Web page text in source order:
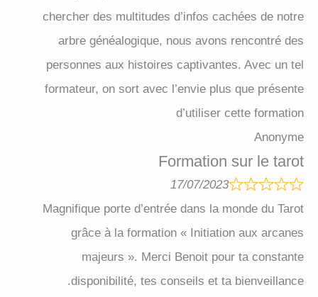
chercher des multitudes d’infos cachées de notre
arbre généalogique, nous avons rencontré des
personnes aux histoires captivantes. Avec un tel
formateur, on sort avec l’envie plus que présente
d’utiliser cette formation
Anonyme
Formation sur le tarot
17/07/2023
Magnifique porte d’entrée dans la monde du Tarot
grâce à la formation « Initiation aux arcanes
majeurs ». Merci Benoit pour ta constante
disponibilité, tes conseils et ta bienveillance.